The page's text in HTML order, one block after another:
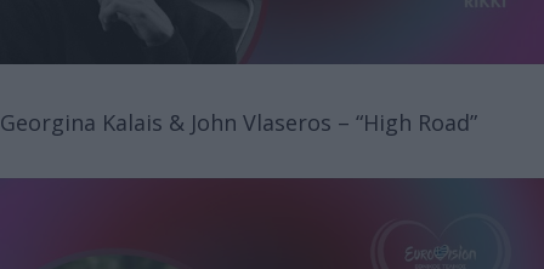
Georgina Kalais & John Vlaseros – “High Road”